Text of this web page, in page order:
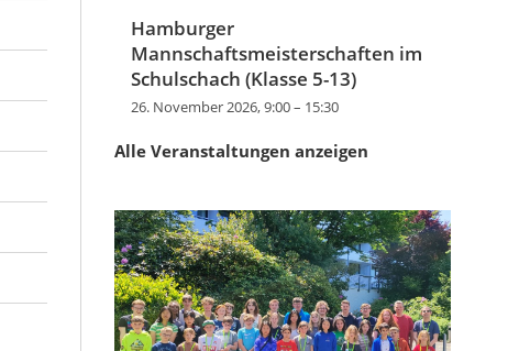
Hamburger
Mannschaftsmeisterschaften im
Schulschach (Klasse 5-13)
26. November 2026, 9:00– 15:30
Alle Veranstaltungen anzeigen